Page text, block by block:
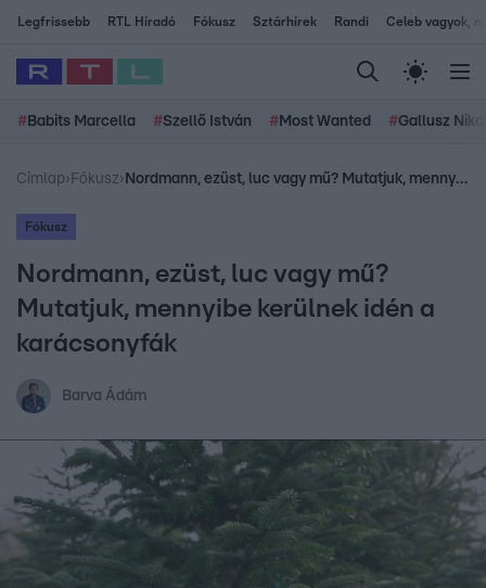
Legfrissebb RTL Híradó Fókusz Sztárhírek Randi Celeb vagyok,
# Babits Marcella #Szellő István # Most Wanted #Gallusz
Címlap› Fókusz› Nordmann, ezüst, luc vagy mű? Mutatjuk, mennyibe kerülnek idén a karácsonyfák
Fókusz
Nordmann, ezüst, luc vagy mű?
Mutatjuk, mennyibe kerülnek idén a
karácsonyfák
Barva Ádám